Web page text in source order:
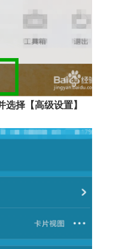
择【高级设置】